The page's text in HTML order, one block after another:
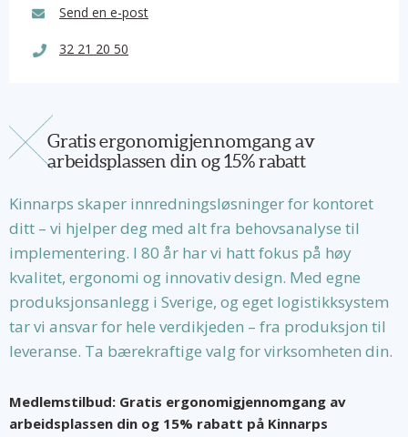
Send en e-post
32 21 20 50
Gratis ergonomigjennomgang av
arbeidsplassen din og 15% rabatt
Kinnarps skaper innredningsløsninger for kontoret
ditt – vi hjelper deg med alt fra behovsanalyse til
implementering. I 80 år har vi hatt fokus på høy
kvalitet, ergonomi og innovativ design. Med egne
produksjonsanlegg i Sverige, og eget logistikksystem
tar vi ansvar for hele verdikjeden – fra produksjon til
leveranse. Ta bærekraftige valg for virksomheten din.
Medlemstilbud: Gratis ergonomigjennomgang av
arbeidsplassen din og 15% rabatt på Kinnarps